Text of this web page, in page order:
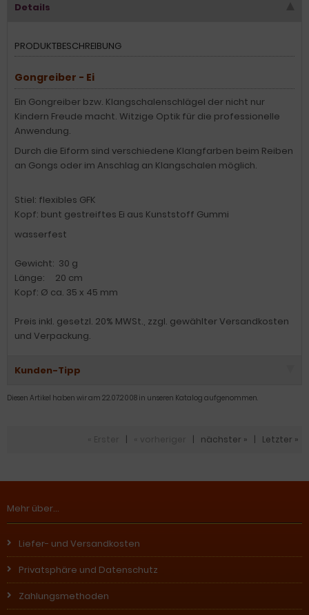
Details
PRODUKTBESCHREIBUNG
Gongreiber - Ei
Ein Gongreiber bzw. Klangschalenschlägel der nicht nur
Kindern Freude macht. Witzige Optik für die professionelle
Anwendung.
Durch die Eiform sind verschiedene Klangfarben beim Reiben
an Gongs oder im Anschlag an Klangschalen möglich.
Stiel: flexibles GFK
Kopf: bunt gestreiftes Ei aus Kunststoff Gummi
wasserfest
Gewicht: 30 g
Länge: 20 cm
Kopf: Ø ca. 35 x 45 mm
Preis inkl. gesetzl. 20% MWSt., zzgl. gewählter Versandkosten
und Verpackung.
Kunden-Tipp
Diesen Artikel haben wir am 22.07.2008 in unseren Katalog aufgenommen.
nächster » Letzter »
Mehr über...
Liefer- und Versandkosten
Privatsphäre und Datenschutz
Zahlungsmethoden